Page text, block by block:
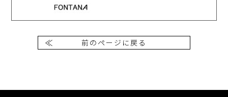
前のページに戻る